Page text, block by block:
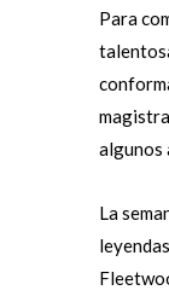
Para
algunos
La